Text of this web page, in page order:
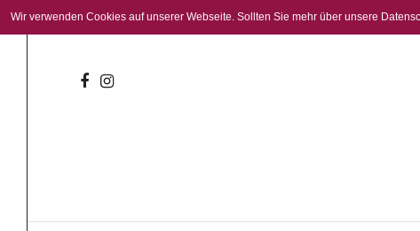
Wir verwenden Cookies auf unserer Webseite. Sollten Sie mehr über unsere